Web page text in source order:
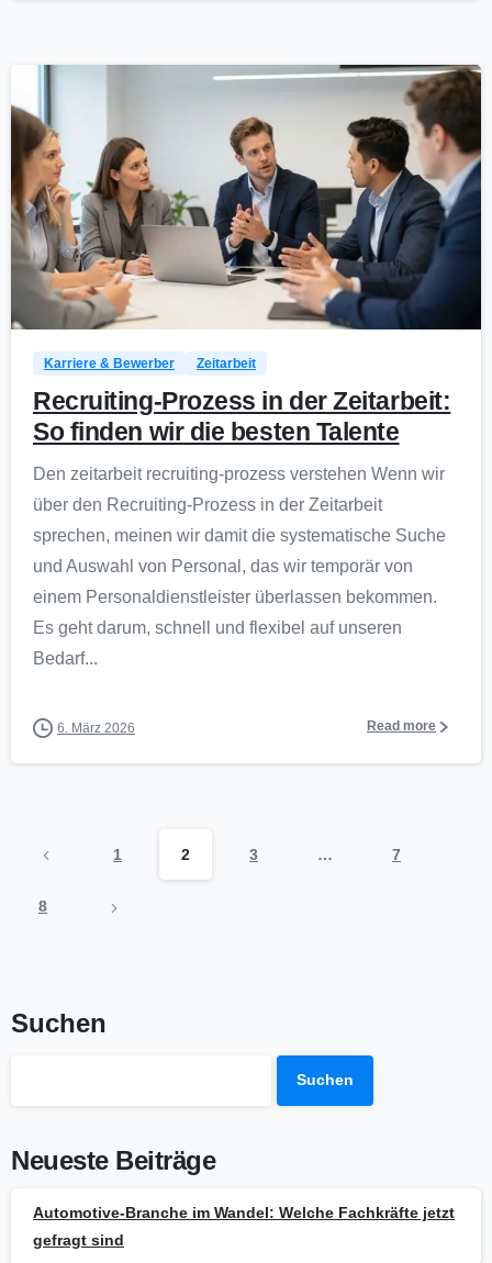
Karriere & Bewerber Zeitarbeit
Recruiting-Prozess in der Zeitarbeit:
So finden wir die besten Talente
Den zeitarbeit recruiting-prozess verstehen Wenn wir
über den Recruiting-Prozess in der Zeitarbeit
sprechen, meinen wir damit die systematische Suche
und Auswahl von Personal, das wir temporär von
einem Personaldienstleister überlassen bekommen.
Es geht darum, schnell und flexibel auf unseren
Bedarf...
6. März 2026 Read more
1 2 3 … 7
8
Suchen
Suchen
Neueste Beiträge
Automotive-Branche im Wandel: Welche Fachkräfte jetzt
gefragt sind